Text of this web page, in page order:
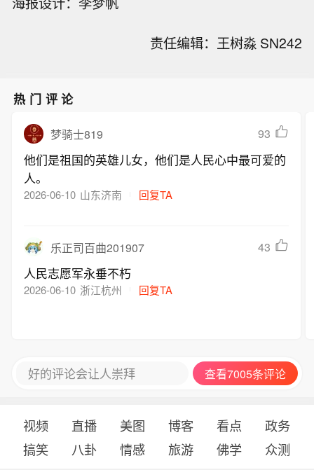
责任编辑：王树淼 SN242
热门评论
梦骑士819 93
他们是祖国的英雄儿女，他们是人民心中最可爱的
人。
2026-06-10 山东济南 回复TA
乐正司百曲201907 43
人民志愿军永垂不朽
2026-06-10 浙江杭州 回复TA
好的评论会让人崇拜 查看7005条评论
视频 直播 美图 博客 看点
政务
搞笑
八卦 情感 旅游 佛学 众测